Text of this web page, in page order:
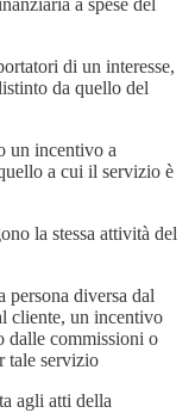
a spese del
di un interesse,
da quello del
un incentivo a
a cui il servizio è
la stessa attività del
persona diversa dal
cliente, un incentivo
dalle commissioni o
tale servizio
agli atti della